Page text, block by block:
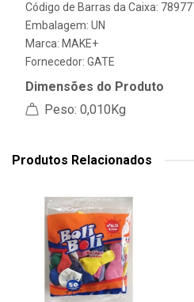
Código de Barras da Caixa:
Embalagem: UN
Marca: MAKE+
Fornecedor: GATE
Dimensões do Produto
Peso: 0,010Kg
Produtos Relacionados